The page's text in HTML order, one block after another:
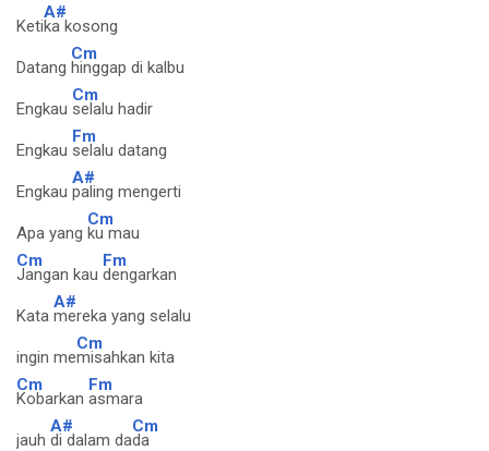
Keti
A#
ka kosong
Datang
Cm
hinggap di kalbu
Engkau
Cm
selalu hadir
Engkau
Fm
selalu datang
Engkau
A#
paling mengerti
Apa yang
Cm
ku mau
Cm
Jangan kau
Fm
dengarkan
Kata
A#
mereka yang selalu
ingin me
Cm
misahkan kita
Cm
Kobarkan
Fm
asmara
jauh
A#
di dalam da
Cm
da